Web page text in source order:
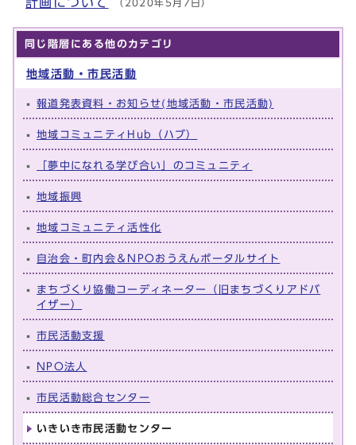
（2020年5月7日）
同じ階層にある他のカテゴリ
地域活動・市民活動
報道発表資料・お知らせ(地域活動・市民活動)
地域コミュニティHub（ハブ）
「夢中になれる学び合い」のコミュニティ
地域振興
地域コミュニティ活性化
自治会・町内会＆NPOおうえんポータルサイト
まちづくり協働コーディネーター（旧まちづくりアドバ
イザー）
市民活動支援
NPO法人
市民活動総合センター
いきいき市民活動センター